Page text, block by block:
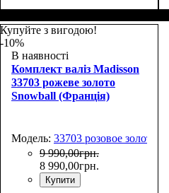
66х44х27
Купуйте з вигодою!
-10%
В наявності
Комплект валіз Madisson
33703 рожеве золото
Snowball (Франція)
Модель: 33703 розовое золото
9 990,00грн.
8 990,00грн.
Купити